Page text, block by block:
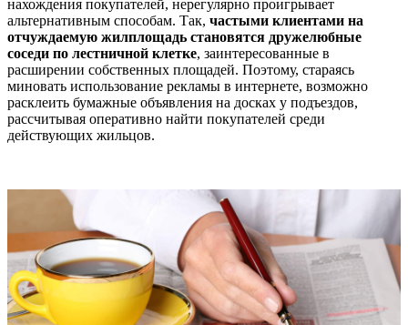
нахождения покупателей, нерегулярно проигрывает
альтернативным способам. Так, частыми клиентами на
отчуждаемую жилплощадь становятся дружелюбные
соседи по лестничной клетке, заинтересованные в
расширении собственных площадей. Поэтому, стараясь
миновать использование рекламы в интернете, возможно
расклеить бумажные объявления на досках у подъездов,
рассчитывая оперативно найти покупателей среди
действующих жильцов.